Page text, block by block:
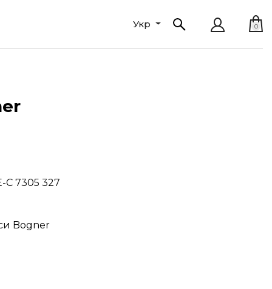
Укр 0
C 7305 327
Bogner